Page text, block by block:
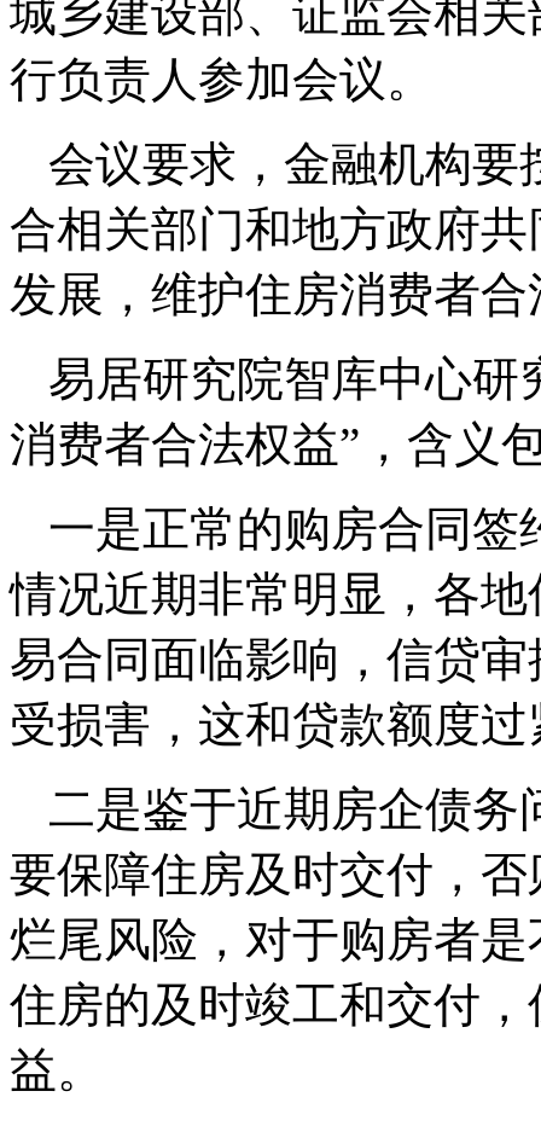
城乡建设部、证监会相
行负责人参加会议。
会议要求，金融机构要
合相关部门和地方政府
发展，维护住房消费者
易居研究院智库中心研
消费者合法权益”，含义
一是正常的购房合同签
情况近期非常明显，各
易合同面临影响，信贷
受损害，这和贷款额度
二是鉴于近期房企债务
要保障住房及时交付，
烂尾风险，对于购房者
住房的及时竣工和交付
益。